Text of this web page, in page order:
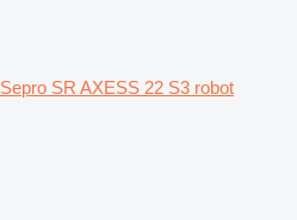
Sepro SR AXESS 22 S3 robot